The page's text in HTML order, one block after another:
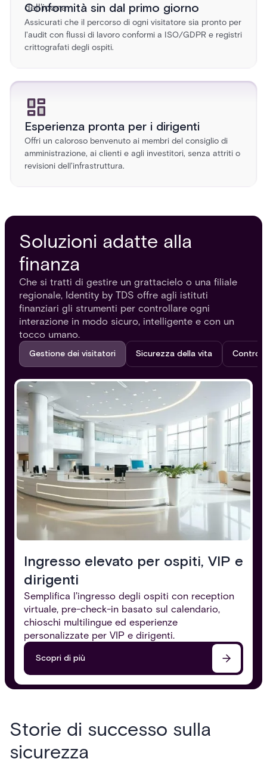
Conformità sin dal primo giorno
Assicurati che il percorso di ogni visitatore sia pronto per
l'audit con flussi di lavoro conformi a ISO/GDPR e registri
crittografati degli ospiti.
Esperienza pronta per i dirigenti
Offri un caloroso benvenuto ai membri del consiglio di
amministrazione, ai clienti e agli investitori, senza attriti o
revisioni dell'infrastruttura.
Soluzioni adatte alla
finanza
Che si tratti di gestire un grattacielo o una filiale
regionale, Identity by TDS offre agli istituti
finanziari gli strumenti per controllare ogni
interazione in modo sicuro, intelligente e con un
tocco umano.
Gestione dei visitatori Sicurezza della vita
Ingresso elevato per ospiti, VIP e
dirigenti
Semplifica l'ingresso degli ospiti con reception
virtuale, pre-check-in basato sul calendario,
chioschi multilingue ed esperienze
personalizzate per VIP e dirigenti.
Scopri di più
Storie di successo sulla
sicurezza